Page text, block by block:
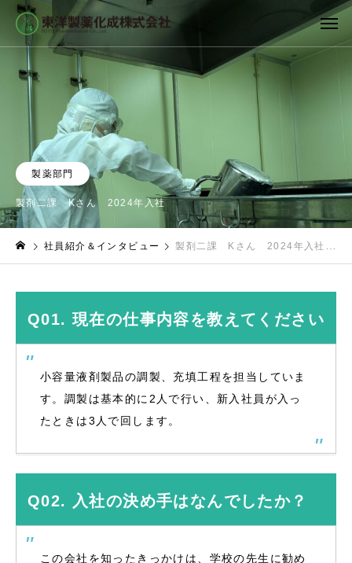
製薬部門
製剤二課 Kさん 2024年入社
社員紹介＆インタビュー 製剤二課 Kさん 2024年入社
Q01. 現在の仕事内容を教えてください
小容量液剤製品の調製、充填工程を担当していま
す。調製は基本的に2人で行い、新入社員が入っ
たときは3人で回します。
Q02. 入社の決め手はなんでしたか？
この会社を知ったきっかけは、学校の先生に勧め